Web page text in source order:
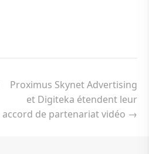
Proximus Skynet Advertising
et Digiteka étendent leur
accord de partenariat vidéo →